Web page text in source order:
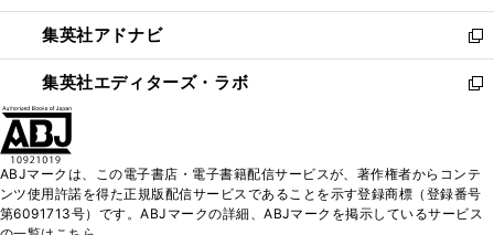
開
く
ウ
で
開
く
ン
ド
ウ
で
ウ
ィ
ン
ド
く
集英社アドナビ
新
し
い
ド
ウ
で
集英社エディターズ・ラボ
新
ィ
ン
ABJマークは、この電子書店・電子書籍配信サービスが、著作権者からコンテ
ンツ使用許諾を得た正規版配信サービスであることを示す登録商標（登録番号
第6091713号）です。ABJマークの詳細、ABJマークを掲示しているサービス